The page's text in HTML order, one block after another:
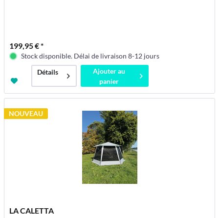
199,95 € *
Stock disponible. Délai de livraison 8-12 jours
Détails
Ajouter au
panier
NOUVEAU
LA CALETTA